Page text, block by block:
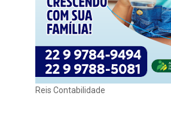
Reis Contabilidade